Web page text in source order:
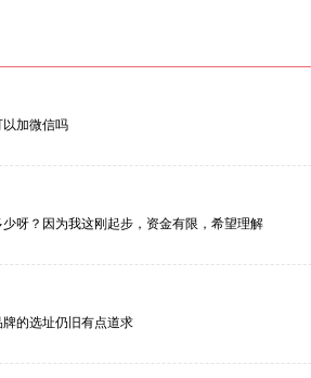
加微信吗
呀？因为我这刚起步，资金有限，希望理解
的选址仍旧有点道求